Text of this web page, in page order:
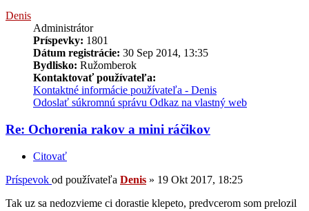
Denis
Administrátor
Príspevky: 1801
Dátum registrácie: 30 Sep 2014, 13:35
Bydlisko: Ružomberok
Kontaktovať používateľa:
Kontaktné informácie používateľa - Denis
Odoslať súkromnú správu Odkaz na vlastný web
Re: Ochorenia rakov a mini ráčikov
Citovať
Príspevok od používateľa Denis » 19 Okt 2017, 18:25
Tak uz sa nedozvieme ci dorastie klepeto, predvcerom som prelozil